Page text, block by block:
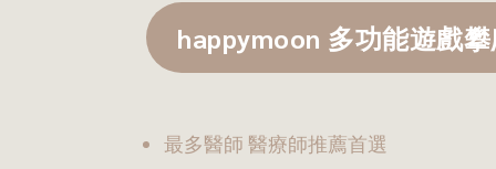
happymoon 多功能遊戲
最多醫師 醫療師推薦首選